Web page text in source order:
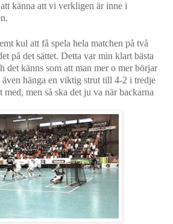
känna att vi verkligen är inne i
kul att få spela hela matchen på två
på det sättet. Detta var min klart bästa
det känns som att man mer o mer börjar
hänga en viktig strut till 4-2 i tredje
men så ska det ju va när backarna